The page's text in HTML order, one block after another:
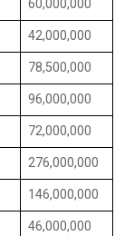
60,000,000
42,000,000
78,500,000
96,000,000
72,000,000
276,000,000
146,000,000
46,000,000